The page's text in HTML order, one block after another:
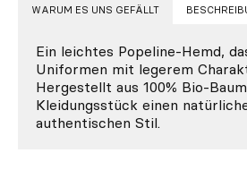
WARUM ES UNS GEFÄLLT
Ein leichtes Popeline-Hemd,
Uniformen mit legerem
Hergestellt aus 100% Bio-
Kleidungsstück einen
authentischen Stil.